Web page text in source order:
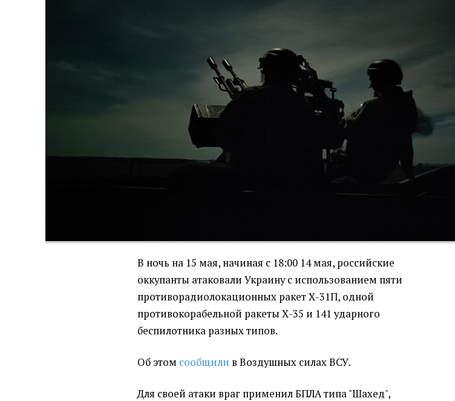
В ночь на 15 мая, начиная с 18:00 14 мая, российские
оккупанты атаковали Украину с использованием пяти
противорадиолокационных ракет Х-31П, одной
противокорабельной ракеты Х-35 и 141 ударного
беспилотника разных типов.
Об этом сообщили в Воздушных силах ВСУ.
Для своей атаки враг применил БПЛА типа "Шахед",